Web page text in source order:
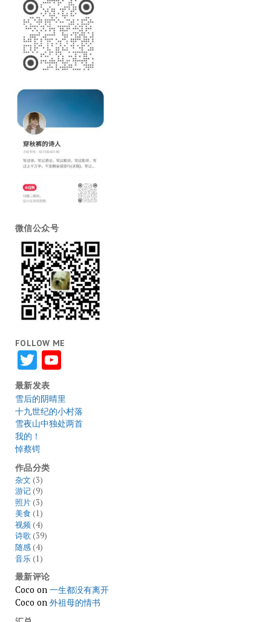
微信公众号
FOLLOW ME
TwitterYouTube
最新发表
雪后的阴晴里
十九世纪的小村落
雪夜山中独处两首
我的！
悼蔡锷
作品分类
杂文 (3)
游记(9)
照片(3)
美食 (1)
视频(4)
诗歌(39)
随感(4)
音乐(1)
最新评论
Coco on 一生都没有离开
Coco on 外祖母的情书